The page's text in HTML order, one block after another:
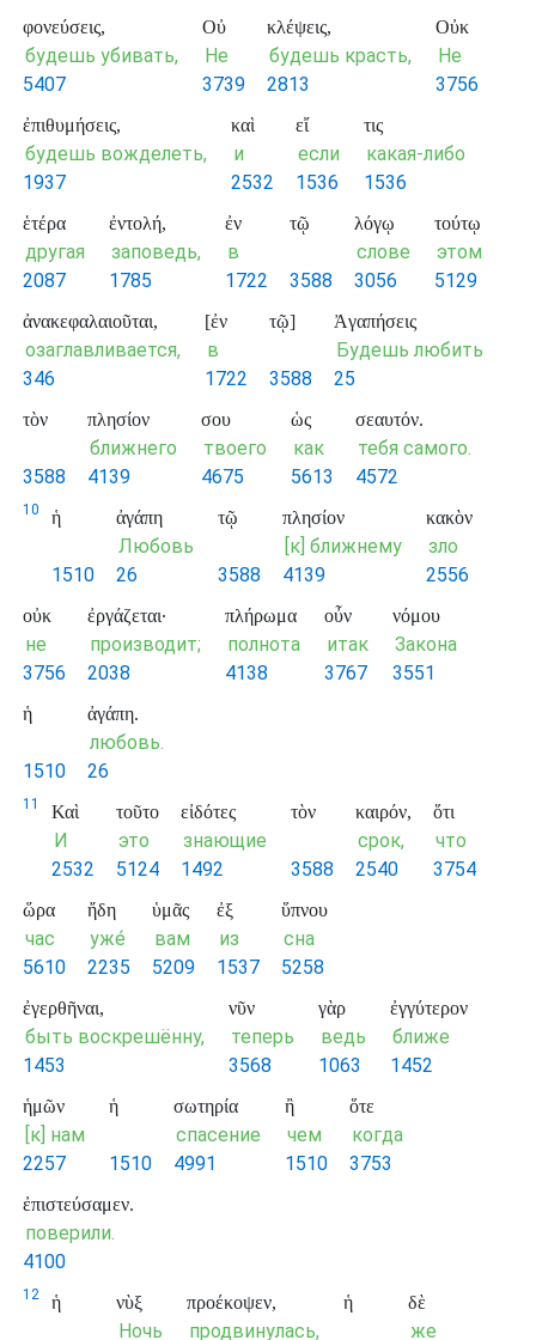
φονεύσεις,
будешь убивать,
5407
Οὐ
Не
3739
κλέψεις,
будешь красть,
2813
Οὐκ
Не
3756
ἐπιθυμήσεις,
будешь вожделеть,
1937
καὶ
и
2532
εἴ
если
1536
τις
какая-либо
1536
ἑτέρα
другая
2087
ἐντολή,
заповедь,
1785
ἐν
в
1722
τῷ
3588
λόγῳ
слове
3056
τούτῳ
этом
5129
ἀνακεφαλαιοῦται,
озаглавливается,
346
[ἐν
в
1722
τῷ]
3588
Ἀγαπήσεις
Будешь любить
25
τὸν
3588
πλησίον
ближнего
4139
σου
твоего
4675
ὡς
как
5613
σεαυτόν.
тебя самого.
4572
10 ἡ
1510
ἀγάπη
Любовь
26
τῷ
3588
πλησίον
[к] ближнему
4139
κακὸν
зло
2556
οὐκ
не
3756
ἐργάζεται·
производит;
2038
πλήρωμα
полнота
4138
οὖν
итак
3767
νόμου
Закона
3551
ἡ
1510
ἀγάπη.
любовь.
26
11 Καὶ
И
2532
τοῦτο
это
5124
εἰδότες
знающие
1492
τὸν
3588
καιρόν,
срок,
2540
ὅτι
что
3754
ὥρα
час
5610
ἤδη
уже́
2235
ὑμᾶς
вам
5209
ἐξ
из
1537
ὕπνου
сна
5258
ἐγερθῆναι,
быть воскрешённу,
1453
νῦν
теперь
3568
γὰρ
ведь
1063
ἐγγύτερον
ближе
1452
ἡμῶν
[к] нам
2257
ἡ
1510
σωτηρία
спасение
4991
ἢ
чем
1510
ὅτε
когда
3753
ἐπιστεύσαμεν.
поверили.
4100
12 ἡ νὺξ
Ночь
προέκοψεν,
продвинулась,
ἡ δὲ
же